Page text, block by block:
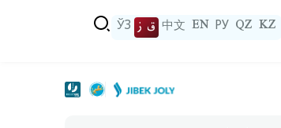
KZ
QZ
РУ
EN
中文 ق ز ЎЗ